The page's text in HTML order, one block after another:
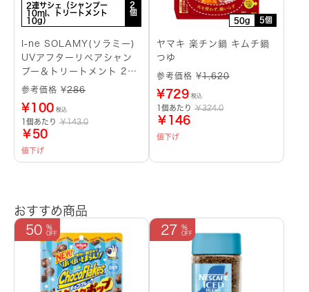
2連サシェ（シャンプー
10ml、トリートメント
10g）
2
個
I-ne SOLAMY(ソラミー)
UVアフターリペアシャン
プー＆トリートメント 2連
サシェ
参考価格 ¥286
¥100 税込
1個あたり ￥143.0
￥50
値下げ
50g 5個
ヤマキ 楽チン鍋 キムチ鍋
つゆ
参考価格 ¥1,620
¥729 税込
1個あたり ￥324.0
￥146
値下げ
おすすめ商品
50 27